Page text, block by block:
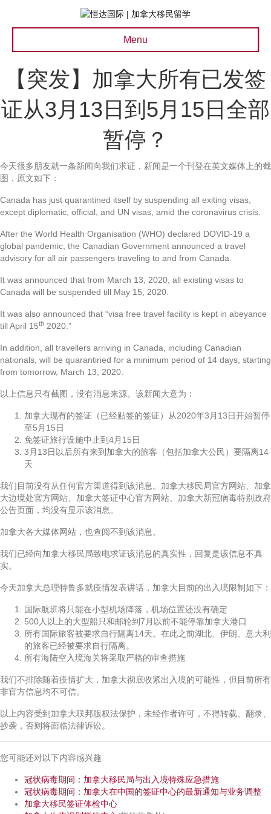
Menu
【突发】加拿大所有已发签
证从3月13日到5月15日全部
暂停？
今天很多朋友就一条新闻向我们求证，新闻是一个刊登在英文媒体上的截
图，原文如下：
Canada has just quarantined itself by suspending all exiting visas,
except diplomatic, official, and UN visas, amid the coronavirus crisis.
After the World Health Organisation (WHO) declared DOVID-19 a
global pandemic, the Canadian Government announced a travel
advisory for all air passengers traveling to and from Canada.
It was announced that from March 13, 2020, all existing visas to
Canada will be suspended till May 15, 2020.
It was also announced that “visa free travel facility is kept in abeyance
till April 15th 2020.”
In addition, all travellers arriving in Canada, including Canadian
nationals, will be quarantined for a minimum period of 14 days, starting
from tomorrow, March 13, 2020.
以上信息只有截图，没有消息来源。该新闻大意为：
加拿大现有的签证（已经贴签的签证）从2020年3月13日开始暂停
至5月15日
免签证旅行设施中止到4月15日
3月13日以后所有来到加拿大的旅客（包括加拿大公民）要隔离14
天
我们目前没有从任何官方渠道得到该消息。加拿大移民局官方网站、加拿
大边境处官方网站、加拿大签证中心官方网站、加拿大新冠病毒特别政府
公告页面，均没有显示该消息。
加拿大各大媒体网站，也查阅不到该消息。
我们已经向加拿大移民局致电求证该消息的真实性，回复是该信息不真
实。
今天加拿大总理特鲁多就疫情发表讲话，加拿大目前的出入境限制如下：
国际航班将只能在小型机场降落，机场位置还没有确定
500人以上的大型船只和邮轮到7月以前不能停靠加拿大港口
所有国际旅客被要求自行隔离14天。在此之前湖北、伊朗、意大利
的旅客已经被要求自行隔离。
所有海陆空入境海关将采取严格的审查措施
我们不排除随着疫情扩大，加拿大彻底收紧出入境的可能性，但目前所有
非官方信息均不可信。
以上内容受到加拿大联邦版权法保护，未经作者许可，不得转载、翻录、
抄袭，否则将面临法律诉讼。
您可能还对以下内容感兴趣
冠状病毒期间：加拿大移民局与出入境特殊应急措施
冠状病毒期间：加拿大在中国的签证中心的最新通知与业务调整
加拿大移民签证体检中心